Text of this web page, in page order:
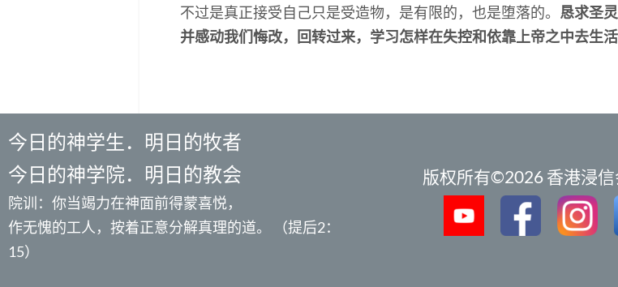
不过是真正接受自己只是受造物，是有限的，也是堕落的。 恳求圣
并感动我们悔改，回转过来，学习怎样在失控和依靠上帝之中去生活
今日的神学生．明日的牧者
今日的神学院．明日的教会
院训：你当竭力在神面前得蒙喜悦，
作无愧的工人，按着正意分解真理的道。 （提后2：
15）
版权所有©2026 香港浸